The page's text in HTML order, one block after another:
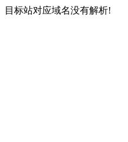
目标站对应域名没有解析!